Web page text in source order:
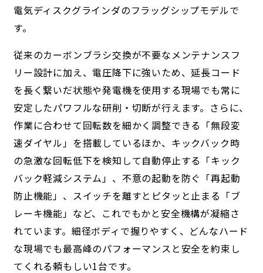
電気ディスクグラインダのフラッグシップモデルで
す。
従来のカーボンブラシ交換が不要なメンテナンスフ
リー設計に加え、電圧降下に強いため、延長コード
を長く繋いだ状態や発電機を使用する現場でも常に
安定したパワフルな研削・切断が行えます。さらに、
作業に合わせて回転数を細かく調整できる「無段変
速ダイヤル」を搭載しているほか、キックバック時
の急激な回転低下を検知して自動停止する「キック
バック軽減システム」、不意の起動を防ぐ「再起動
防止機能」、スイッチを離すとピタッと止まる「ブ
レーキ機能」など、これでもかと安全機構が凝縮さ
れています。細径ボディで握りやすく、どんなハード
な現場でも最高峰のパフォーマンスと安全を約束し
てくれる頼もしい1台です。